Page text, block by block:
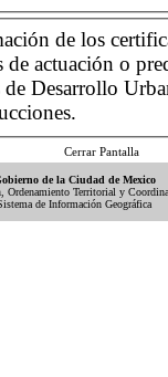
de los
actuación o
de Desarrollo
Cerrar Pantalla
de la Ciudad de Mexico
Ordenamiento Territorial y
de Información Geográfica